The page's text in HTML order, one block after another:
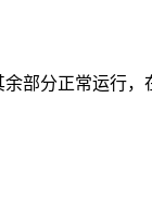
部分正常运行